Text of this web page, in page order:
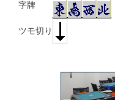
字牌
ツモ切り